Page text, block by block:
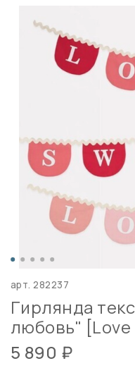
арт.282237
Гирлянда
любовь" [Love
5 890 ₽